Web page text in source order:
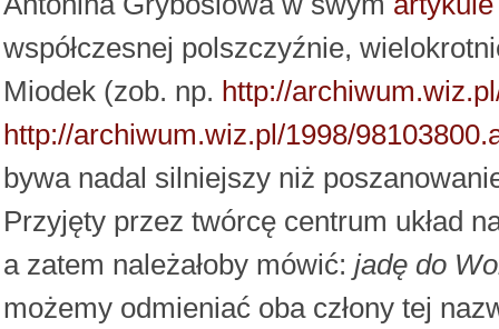
współczesnej polszczyźnie,
Miodek (zob. np. http://
http://archiwum.wiz.pl/1998/
bywa nadal silniejszy niż
Przyjęty przez twórcę centrum układ
a zatem należałoby mówić: jadę do
możemy odmieniać oba człony tej